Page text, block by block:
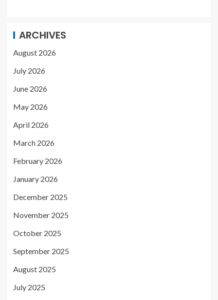
ARCHIVES
August 2026
July 2026
June 2026
May 2026
April 2026
March 2026
February 2026
January 2026
December 2025
November 2025
October 2025
September 2025
August 2025
July 2025